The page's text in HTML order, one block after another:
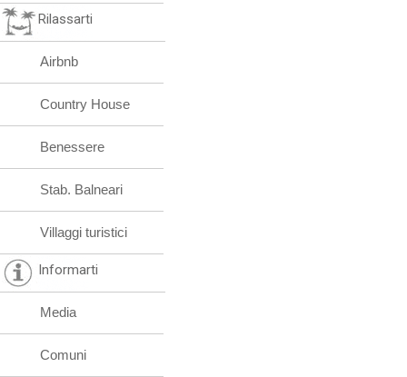
Rilassarti
Airbnb
Country House
Benessere
Stab. Balneari
Villaggi turistici
Informarti
Media
Comuni